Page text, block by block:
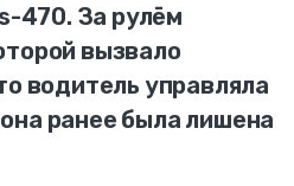
470. За рулём
вызвало
водитель управляла
ранее была лишена